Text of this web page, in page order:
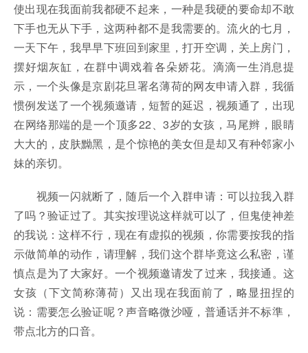
使出现在我面前我都硬不起来，一种是我硬的要命却不敢
下手也无从下手，这两种都不是我需要的。流火的七月，
一天下午，我早早下班回到家里，打开空调，关上房门，
摆好烟灰缸，在群中调戏着各朵娇花。滴滴一生消息提
示，一个头像是京剧花旦署名薄荷的网友申请入群，我循
惯例发送了一个视频邀请，短暂的延迟，视频通了，出现
在网络那端的是一个顶多22、3岁的女孩，马尾辫，眼睛
大大的，皮肤黝黑，是个惊艳的美女但是却又有种邻家小
妹的亲切。
视频一闪就断了，随后一个入群申请：可以拉我入群
了吗？验证过了。其实按理说这样就可以了，但鬼使神差
的我说：这样不行，现在有虚拟的视频，你需要按我的指
示做简单的动作，请理解，我们这个群毕竟这么私密，谨
慎点是为了大家好。一个视频邀请发了过来，我接通。这
女孩（下文简称薄荷）又出现在我面前了，略显扭捏的
说：需要怎么验证呢？声音略微沙哑，普通话并不标準，
带点北方的口音。